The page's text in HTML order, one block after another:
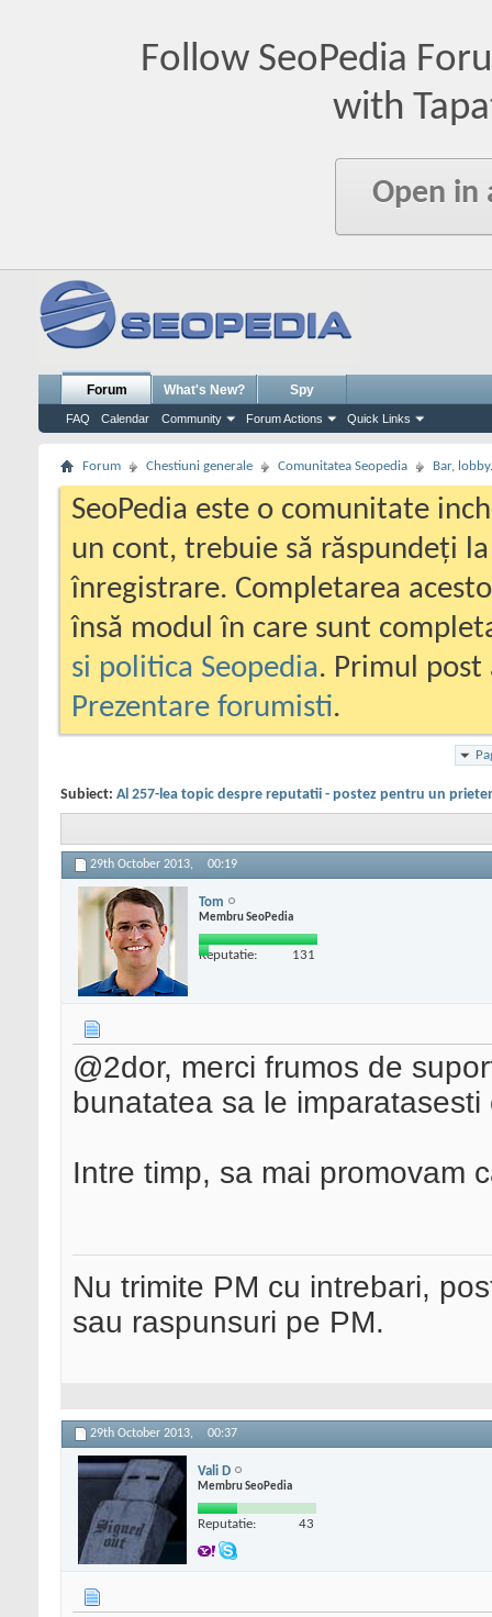
Follow SeoPedia
with
Open in
Forum
FAQ Calendar Community Forum Actions Quick Links
What's New? Spy
Forum Chestiuni generale Comunitatea Seopedia Bar,
SeoPedia este o comunitate
un cont, trebuie să răspundeți
înregistrare. Completarea
însă modul în care sunt
si politica Seopedia. Primul
Prezentare forumisti.
Subiect: Al 257-lea topic despre reputatii - postez pentru un
29th October 2013, 00:19
Tom
Membru SeoPedia
Reputatie: 131
@2dor, merci frumos de
bunatatea sa le
Intre timp, sa mai promovam
Nu trimite PM cu intrebari,
sau raspunsuri pe PM.
29th October 2013, 00:37
Vali D
Membru SeoPedia
Reputatie: 43